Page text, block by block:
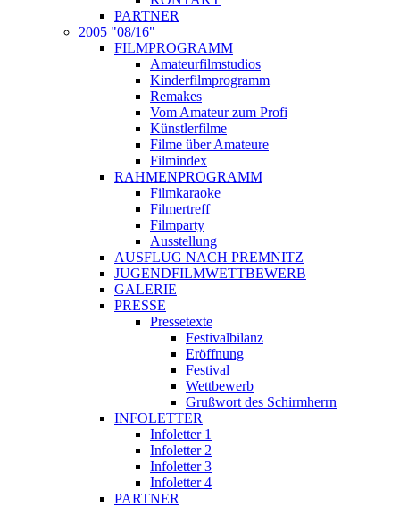
PARTNER
2005 "08/16"
FILMPROGRAMM
Amateurfilmstudios
Kinderfilmprogramm
Remakes
Vom Amateur zum Profi
Künstlerfilme
Filme über Amateure
Filmindex
RAHMENPROGRAMM
Filmkaraoke
Filmertreff
Filmparty
Ausstellung
AUSFLUG NACH PREMNITZ
JUGENDFILMWETTBEWERB
GALERIE
PRESSE
Pressetexte
Festivalbilanz
Eröffnung
Festival
Wettbewerb
Grußwort des Schirmherrn
INFOLETTER
Infoletter 1
Infoletter 2
Infoletter 3
Infoletter 4
PARTNER